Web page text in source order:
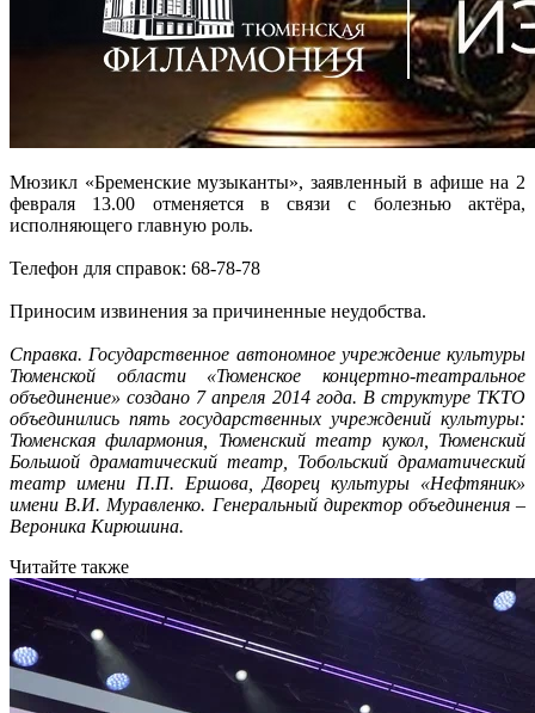
Мюзикл «Бременские музыканты», заявленный в афише на 2
февраля 13.00 отменяется в связи с болезнью актёра,
исполняющего главную роль.
Телефон для справок: 68-78-78
Приносим извинения за причиненные неудобства.
Справка. Государственное автономное учреждение культуры
Тюменской области «Тюменское концертно-театральное
объединение» создано 7 апреля 2014 года. В структуре ТКТО
объединились пять государственных учреждений культуры:
Тюменская филармония, Тюменский театр кукол, Тюменский
Большой драматический театр, Тобольский драматический
театр имени П.П. Ершова, Дворец культуры «Нефтяник»
имени В.И. Муравленко. Генеральный директор объединения –
Вероника Кирюшина.
Читайте также